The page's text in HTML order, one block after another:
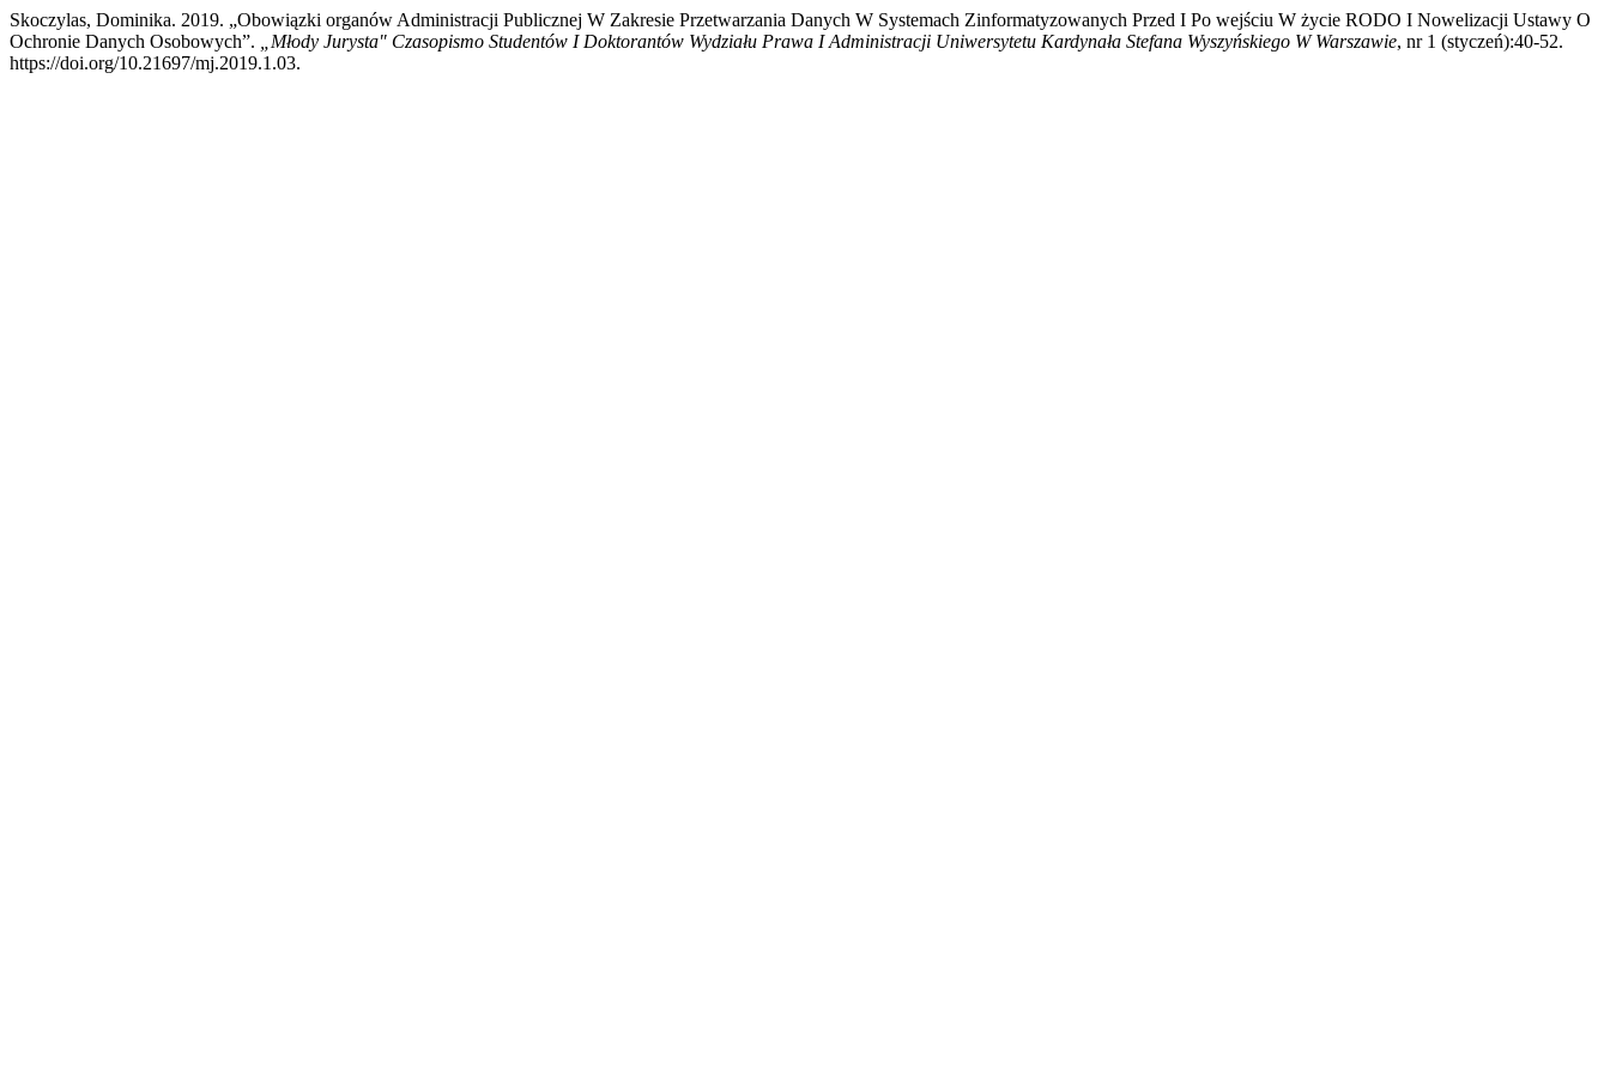
Skoczylas, Dominika. 2019. „Obowiązki organów Administracji Publicznej W Zakresie Przetwarzania Danych W Systemach Zinformatyzowanych Przed I Po wejściu W życie RODO I Nowelizacji Ustawy O
Ochronie Danych Osobowych”.
„Młody Jurysta" Czasopismo Studentów I Doktorantów Wydziału Prawa I Administracji Uniwersytetu Kardynała Stefana Wyszyńskiego W Warszawie, nr 1 (styczeń):40-52.
https://doi.org/10.21697/mj.2019.1.03.